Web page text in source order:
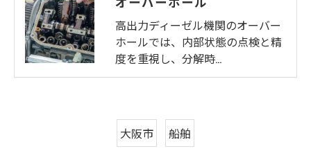
高出力ディーゼル機関のオーバー
ホールでは、内部状態の点検と精
度を重視し、分解時…
大阪市 船舶